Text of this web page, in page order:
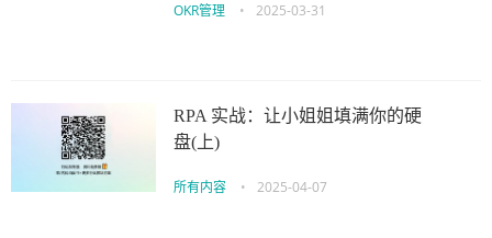
OKR管理 • 2025-03-31
RPA 实战：让小姐姐填满你的硬
盘(上)
所有内容 • 2025-04-07